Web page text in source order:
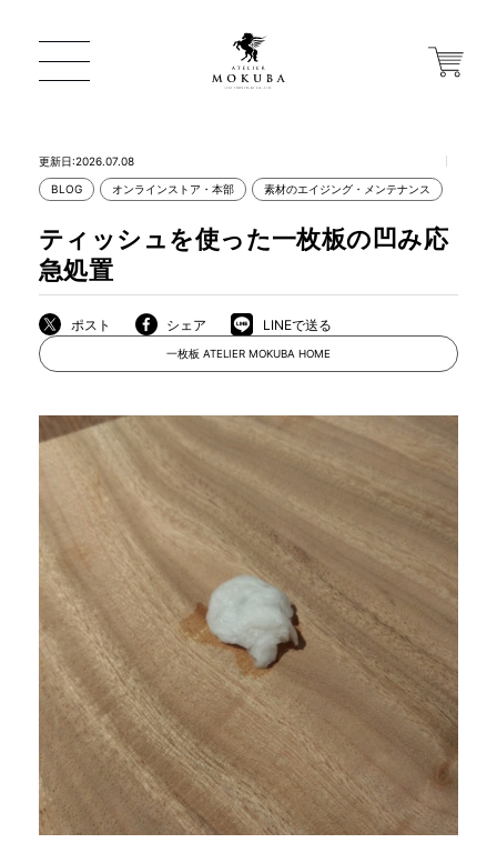
一枚板 ATELIER MOKUBA HOME
MOKUBA について
商品情報
直営店
イベント
WEBカタログ
全商品一覧
更新日:2026.07.08
BLOG オンラインストア・本部 素材のエイジング・メンテナンス
ティッシュを使った一枚板の凹み応
急処置
ポスト シェア LINEで送る
一枚板 ATELIER MOKUBA HOME